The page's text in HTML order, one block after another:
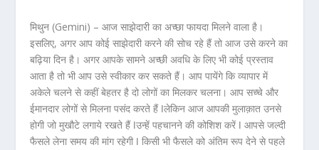
मिथुन (Gemini) – आज साझेदारी का अच्छा फायदा मिलने वाला है।
इसलिए, अगर आप कोई साझेदारी करने की सोच रहे हैं तो आज उसे करने का
बढ़िया दिन है। अगर आपके सामने अच्छी अवधि के लिए भी कोई प्रस्ताव
आता है तो भी आप उसे स्वीकार कर सकते हैं। आप पायेंगे कि व्यापार में
अकेले चलने से कहीं बेहतर है दो लोगों का मिलकर चलना। आप सच्चे और
ईमानदार लोगों से मिलना पसंद करते हैं ǀलेकिन आज आपकी मुलाक़ात उनसे
होगी जो मुखौटे लगाये रखते हैं ǀउन्हें पहचानने की कोशिश करें ǀ आपसे जल्दी
फैसले लेना समय की मांग रहेगी ǀ किसी भी फैसले को अंतिम रूप देने से पहले